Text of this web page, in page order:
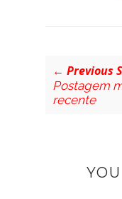
← Previous
Postagem
recente